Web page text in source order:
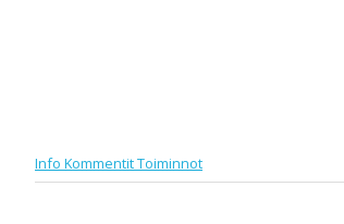
Info KommentitToiminnot